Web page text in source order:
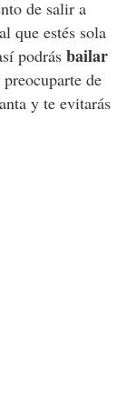
de salir a
que estés sola
podrás bailar
de
y te evitarás